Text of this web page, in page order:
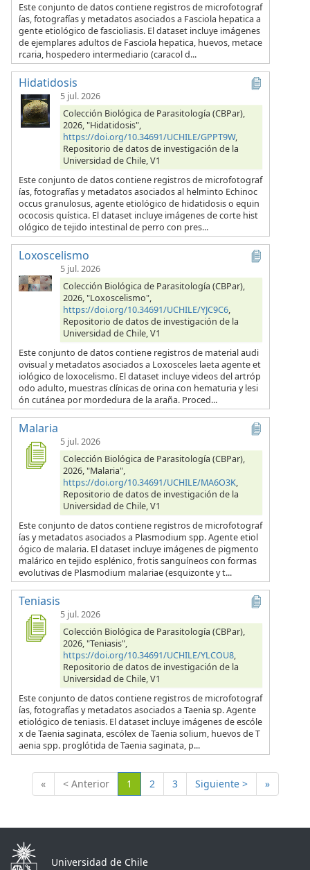
Este conjunto de datos contiene registros de microfotograf
ías, fotografías y metadatos asociados a Fasciola hepatica a
gente etiológico de fascioliasis. El dataset incluye imágenes
de ejemplares adultos de Fasciola hepatica, huevos, metace
rcaria, hospedero intermediario (caracol d...
Hidatidosis
5 jul. 2026
Colección Biológica de Parasitología (CBPar),
2026, "Hidatidosis",
https://doi.org/10.34691/UCHILE/GPPT9W,
Repositorio de datos de investigación de la
Universidad de Chile, V1
Este conjunto de datos contiene registros de microfotograf
ías, fotografías y metadatos asociados al helminto Echinoc
occus granulosus, agente etiológico de hidatidosis o equin
ococosis quística. El dataset incluye imágenes de corte hist
ológico de tejido intestinal de perro con pres...
Loxoscelismo
5 jul. 2026
Colección Biológica de Parasitología (CBPar),
2026, "Loxoscelismo",
https://doi.org/10.34691/UCHILE/YJC9C6,
Repositorio de datos de investigación de la
Universidad de Chile, V1
Este conjunto de datos contiene registros de material audi
ovisual y metadatos asociados a Loxosceles laeta agente et
iológico de loxocelismo. El dataset incluye videos del artróp
odo adulto, muestras clínicas de orina con hematuria y lesi
ón cutánea por mordedura de la araña. Proced...
Malaria
5 jul. 2026
Colección Biológica de Parasitología (CBPar),
2026, "Malaria",
https://doi.org/10.34691/UCHILE/MA6O3K,
Repositorio de datos de investigación de la
Universidad de Chile, V1
Este conjunto de datos contiene registros de microfotograf
ías y metadatos asociados a Plasmodium spp. Agente etiol
ógico de malaria. El dataset incluye imágenes de pigmento
malárico en tejido esplénico, frotis sanguíneos con formas
evolutivas de Plasmodium malariae (esquizonte y t...
Teniasis
5 jul. 2026
Colección Biológica de Parasitología (CBPar),
2026, "Teniasis",
https://doi.org/10.34691/UCHILE/YLCOU8,
Repositorio de datos de investigación de la
Universidad de Chile, V1
Este conjunto de datos contiene registros de microfotograf
ías, fotografías y metadatos asociados a Taenia sp. Agente
etiológico de teniasis. El dataset incluye imágenes de escóle
x de Taenia saginata, escólex de Taenia solium, huevos de T
aenia spp. proglótida de Taenia saginata, p...
« < Anterior 1 (Actual)
2 3 Siguiente > »
Universidad de Chile